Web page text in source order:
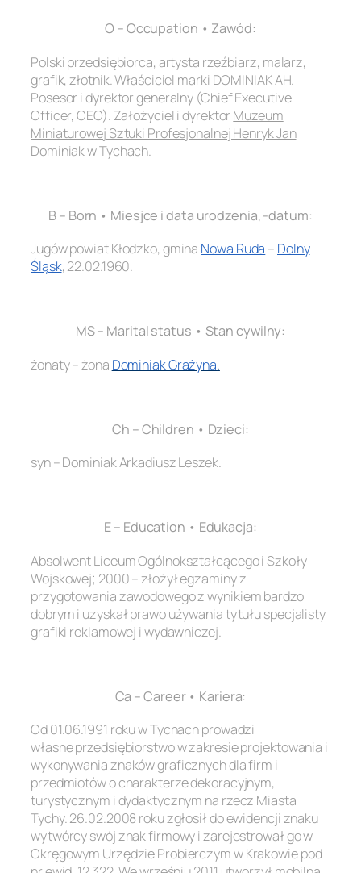
O – Occupation • Zawód:
Polski przedsiębiorca, artysta rzeźbiarz, malarz,
grafik, złotnik. Właściciel marki DOMINIAK AH.
Posesor i dyrektor generalny (Chief Executive
Officer, CEO). Założyciel i dyrektor Muzeum
Miniaturowej Sztuki Profesjonalnej Henryk Jan
Dominiakw Tychach.
B – Born • Miesjce i data urodzenia, -datum:
Jugów powiat Kłodzko, gmina Nowa Ruda – Dolny
Śląsk, 22.02.1960.
MS – Marital status • Stan cywilny:
żonaty – żona Dominiak Grażyna.
Ch – Children • Dzieci:
syn – Dominiak Arkadiusz Leszek.
E – Education • Edukacja:
Absolwent Liceum Ogólnokształcącego i Szkoły
Wojskowej; 2000 – złożył egzaminy z
przygotowania zawodowego z wynikiem bardzo
dobrym i uzyskał prawo używania tytułu specjalisty
grafiki reklamowej i wydawniczej.
Ca – Career • Kariera:
Od 01.06.1991 roku w Tychach prowadzi
własne przedsiębiorstwo w zakresie projektowania i
wykonywania znaków graficznych dla firm i
przedmiotów o charakterze dekoracyjnym,
turystycznym i dydaktycznym na rzecz Miasta
Tychy. 26.02.2008 roku zgłosił do ewidencji znaku
wytwórcy swój znak firmowy i zarejestrował go w
Okręgowym Urzędzie Probierczym w Krakowie pod